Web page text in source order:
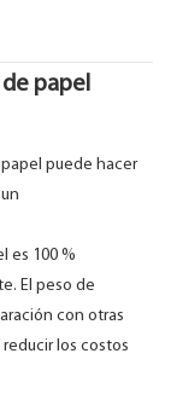
papel
puede hacer
es 100 %
El peso de
con otras
los costos